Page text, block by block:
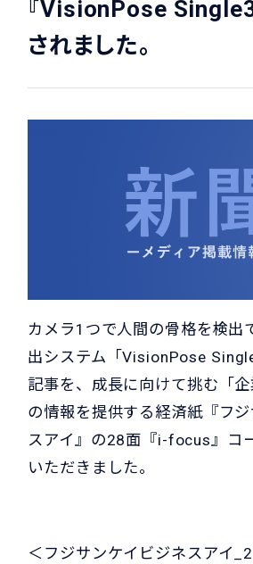
『VisionPose
されました。
カメラ1つで人間の骨格を検出
出システム「VisionPose
記事を、成長に向けて挑む「企
の情報を提供する経済紙『フ
スアイ』の28面『i-focus』コ
いただきました。
＜フジサンケイビジネスアイ